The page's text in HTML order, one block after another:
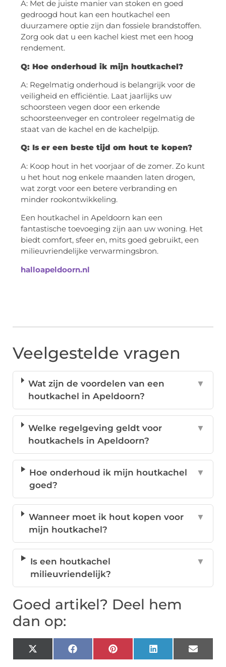
A: Met de juiste manier van stoken en goed
gedroogd hout kan een houtkachel een
duurzamere optie zijn dan fossiele brandstoffen.
Zorg ook dat u een kachel kiest met een hoog
rendement.
Q: Hoe onderhoud ik mijn houtkachel?
A: Regelmatig onderhoud is belangrijk voor de
veiligheid en efficiëntie. Laat jaarlijks uw
schoorsteen vegen door een erkende
schoorsteenveger en controleer regelmatig de
staat van de kachel en de kachelpijp.
Q: Is er een beste tijd om hout te kopen?
A: Koop hout in het voorjaar of de zomer. Zo kunt
u het hout nog enkele maanden laten drogen,
wat zorgt voor een betere verbranding en
minder rookontwikkeling.
Een houtkachel in Apeldoorn kan een
fantastische toevoeging zijn aan uw woning. Het
biedt comfort, sfeer en, mits goed gebruikt, een
milieuvriendelijke verwarmingsbron.
halloapeldoorn.nl
Veelgestelde vragen
Wat zijn de voordelen van een
houtkachel in Apeldoorn?
▼
Welke regelgeving geldt voor
houtkachels in Apeldoorn?
▼
Hoe onderhoud ik mijn houtkachel
goed?
▼
Wanneer moet ik hout kopen voor
mijn houtkachel?
▼
Is een houtkachel
milieuvriendelijk?
▼
Goed artikel? Deel hem
dan op:
X
(Twitter)
FacebookPinterestLinkedInEmail